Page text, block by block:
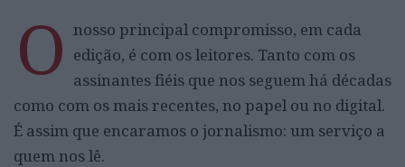
O nosso principal compromisso, em cada
edição, é com os leitores. Tanto com os
assinantes fiéis que nos seguem há décadas
como com os mais recentes, no papel ou no digital.
É assim que encaramos o jornalismo: um serviço a
quem nos lê.